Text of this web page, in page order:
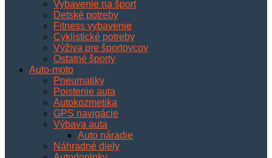
Vybavenie na šport
Detské potreby
Fitness vybavenie
Cyklistické potreby
Výživa pre športovcov
Ostatné športy
Auto-moto
Pneumatiky
Poistenie auta
Autokozmetika
GPS navigácie
Výbava auta
Auto náradie
Náhradné diely